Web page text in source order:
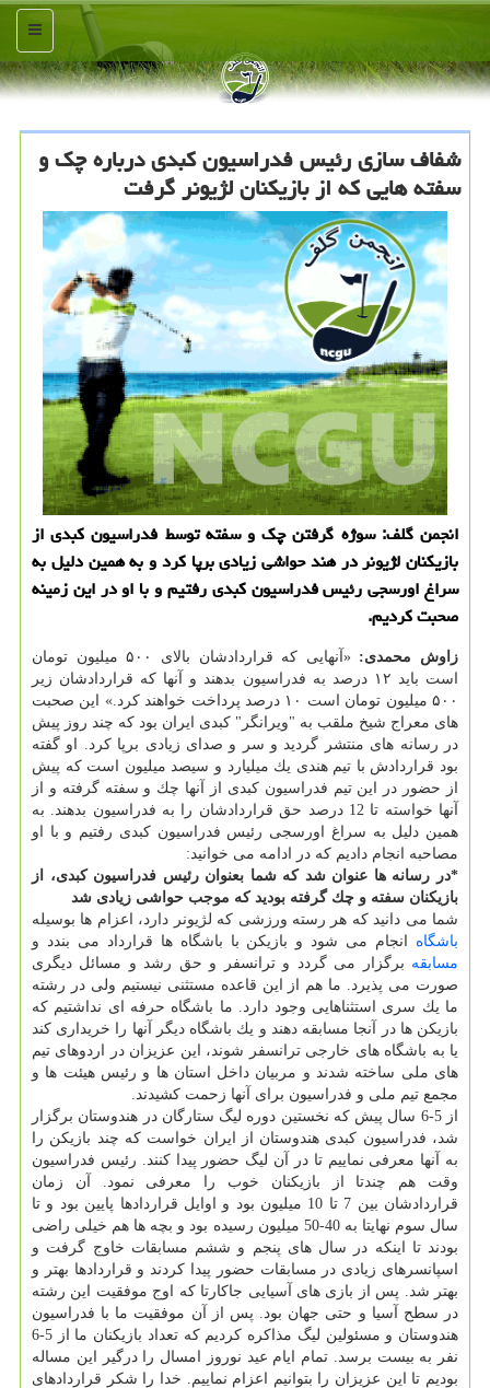
منو
شفاف سازی رئیس فدراسیون كبدی درباره چك و
سفته هایی كه از بازیكنان لژیونر گرفت
انجمن گلف: سوژه گرفتن چك و سفته توسط فدراسیون كبدی از
بازیكنان لژیونر در هند حواشی زیادی برپا كرد و به همین دلیل به
سراغ اورسجی رئیس فدراسیون كبدی رفتیم و با او در این زمینه
صحبت كردیم.
زاوش محمدی:
«آنهایی كه قراردادشان بالای ۵۰۰ میلیون تومان
است باید ۱۲ درصد به فدراسیون بدهند و آنها كه قراردادشان زیر
۵۰۰ میلیون تومان است ۱۰ درصد پرداخت خواهند كرد.» این صحبت
های معراج شیخ ملقب به "ویرانگر" كبدی ایران بود كه چند روز پیش
در رسانه های منتشر گردید و سر و صدای زیادی برپا كرد. او گفته
بود قراردادش با تیم هندی یك میلیارد و سیصد میلیون است كه پیش
از حضور در این تیم فدراسیون كبدی از آنها چك و سفته گرفته و از
آنها خواسته تا 12 درصد حق قراردادشان را به فدراسیون بدهند. به
همین دلیل به سراغ اورسجی رئیس فدراسیون كبدی رفتیم و با او
مصاحبه انجام دادیم كه در ادامه می خوانید:
*در رسانه ها عنوان شد كه شما بعنوان رئیس فدراسیون كبدی، از
بازیكنان سفته و چك گرفته بودید كه موجب حواشی زیادی شد
شما می دانید كه هر رسته ورزشی كه لژیونر دارد، اعزام ها بوسیله
باشگاه انجام می شود و بازیكن با باشگاه ها قرارداد می بندد و
مسابقه برگزار می گردد و ترانسفر و حق رشد و مسائل دیگری
صورت می پذیرد. ما هم از این قاعده مستثنی نیستیم ولی در رشته
ما یك سری استثناهایی وجود دارد. ما باشگاه حرفه ای نداشتیم كه
بازیكن ها در آنجا مسابقه دهند و یك باشگاه دیگر آنها را خریداری كند
یا به باشگاه های خارجی ترانسفر شوند، این عزیزان در اردوهای تیم
های ملی ساخته شدند و مربیان داخل استان ها و رئیس هیئت ها و
مجمع تیم ملی و فدراسیون برای آنها زحمت كشیدند.
از 5-6 سال پیش كه نخستین دوره لیگ ستارگان در هندوستان برگزار
شد، فدراسیون كبدی هندوستان از ایران خواست كه چند بازیكن را
به آنها معرفی نماییم تا در آن لیگ حضور پیدا كنند. رئیس فدراسیون
وقت هم چندتا از بازیكنان خوب را معرفی نمود. آن زمان
قراردادشان بین 7 تا 10 میلیون بود و اوایل قراردادها پایین بود و تا
سال سوم نهایتا به 40-50 میلیون رسیده بود و بچه ها هم خیلی راضی
بودند تا اینكه در سال های پنجم و ششم مسابقات خاوج گرفت و
اسپانسرهای زیادی در مسابقات حضور پیدا كردند و قراردادها بهتر و
بهتر شد. پس از بازی های آسیایی جاكارتا كه اوج موفقیت این رشته
در سطح آسیا و حتی جهان بود. پس از آن موفقیت ما با فدراسیون
هندوستان و مسئولین لیگ مذاكره كردیم كه تعداد بازیكنان ما از 5-6
نفر به بیست برسد. تمام ایام عید نوروز امسال را درگیر این مساله
بودیم تا این عزیزان را بتوانیم اعزام نماییم. خدا را شكر قراردادهای